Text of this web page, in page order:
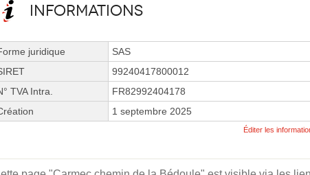
Informations
juridique
SAS
99240417800012
TVA Intra.
FR82992404178
1 septembre 2025
Éditer les